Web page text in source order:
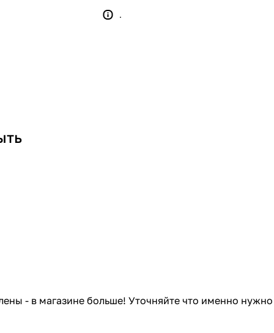
.
- в магазине больше! Уточняйте что именно нужно